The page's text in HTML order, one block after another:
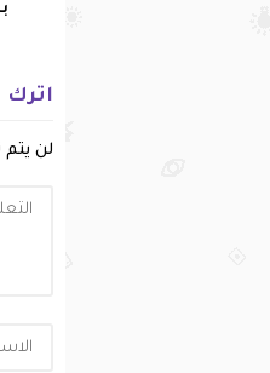
اترك
لن يتم